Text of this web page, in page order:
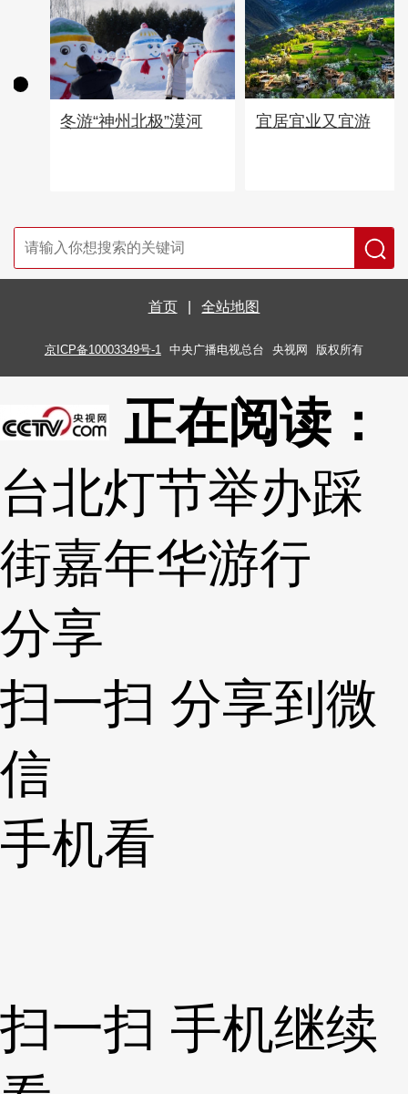
冬游“神州北极”漠河 宜居宜业又宜游
首页 全站地图
京ICP备10003349号-1 中央广播电视总台 央视网 版权所有
正在阅读：
台北灯节举办踩
街嘉年华游行
分享
扫一扫 分享到微
信
手机看
扫一扫 手机继续